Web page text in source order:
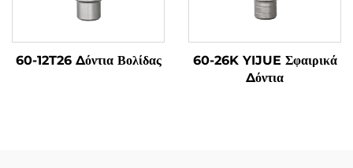
60-12T26 Δόντια Βολίδας
60-26K YIJUE Σφαιρικά
Δόντια